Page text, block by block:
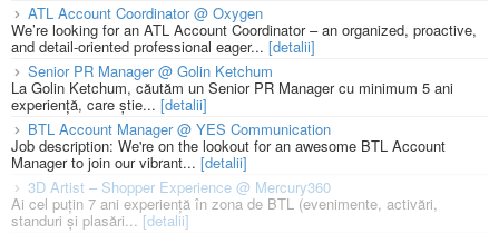
ATL Account Coordinator @ Oxygen
We’re looking for an ATL Account Coordinator – an organized, proactive,
and detail-oriented professional eager... [detalii]
Senior PR Manager @ Golin Ketchum
La Golin Ketchum, căutăm un Senior PR Manager cu minimum 5 ani
experiență, care știe... [detalii]
BTL Account Manager @ YES Communication
Job description: We're on the lookout for an awesome BTL Account
Manager to join our vibrant... [detalii]
3D Artist – Shopper Experience @ Mercury360
Ai cel puțin 7 ani experiență în zona de BTL (evenimente, activări,
standuri și plasări... [detalii]